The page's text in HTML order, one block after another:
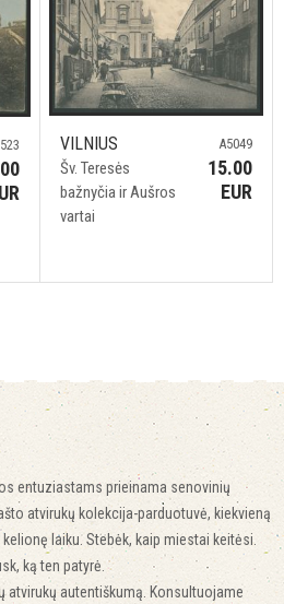
VILNIUS
Šv. Teresės
bažnyčia ir Aušros
vartai
A5049
15.00
EUR
entuziastams prieinama senovinių
atvirukų kolekcija-parduotuvė, kiekvieną
laiku. Stebėk, kaip miestai keitėsi.
ką ten patyrė.
atvirukų autentiškumą. Konsultuojame